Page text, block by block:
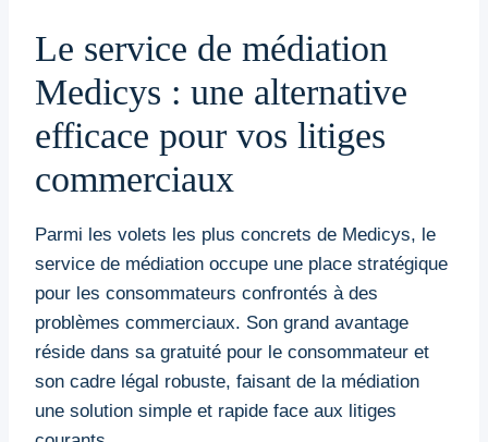
Le service de médiation
Medicys : une alternative
efficace pour vos litiges
commerciaux
Parmi les volets les plus concrets de Medicys, le
service de médiation occupe une place stratégique
pour les consommateurs confrontés à des
problèmes commerciaux. Son grand avantage
réside dans sa gratuité pour le consommateur et
son cadre légal robuste, faisant de la médiation
une solution simple et rapide face aux litiges